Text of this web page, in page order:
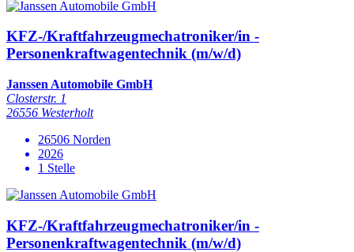
KFZ-/Kraftfahrzeugmechatroniker/in -
Personenkraftwagentechnik (m/w/d)
Janssen Automobile GmbH
Closterstr. 1
26556 Westerholt
26506 Norden
2026
1 Stelle
KFZ-/Kraftfahrzeugmechatroniker/in -
Personenkraftwagentechnik (m/w/d)